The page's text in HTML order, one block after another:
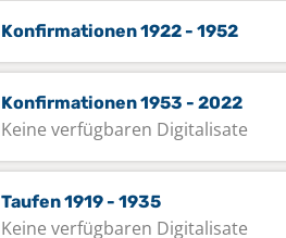
Konfirmationen 1922 - 1952
Konfirmationen 1953 - 2022
Keine verfügbaren Digitalisate
Taufen 1919 - 1935
Keine verfügbaren Digitalisate